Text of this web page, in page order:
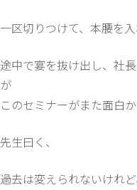
一区切りつけて、本腰を
途中で宴を抜け出し、社
が
このセミナーがまた面白か
先生曰く、
過去は変えられないけれ